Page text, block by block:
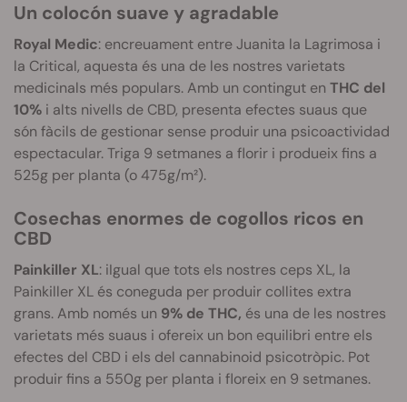
Un colocón suave y agradable
Royal Medic: encreuament entre Juanita la Lagrimosa i
la Critical, aquesta és una de les nostres varietats
medicinals més populars. Amb un contingut en THC del
10% i alts nivells de CBD, presenta efectes suaus que
són fàcils de gestionar sense produir una psicoactividad
espectacular. Triga 9 setmanes a florir i produeix fins a
525g per planta (o 475g/m²).
Cosechas enormes de cogollos ricos en
CBD
Painkiller XL: iIgual que tots els nostres ceps XL, la
Painkiller XL és coneguda per produir collites extra
grans. Amb només un 9% de THC, és una de les nostres
varietats més suaus i ofereix un bon equilibri entre els
efectes del CBD i els del cannabinoid psicotròpic. Pot
produir fins a 550g per planta i floreix en 9 setmanes.